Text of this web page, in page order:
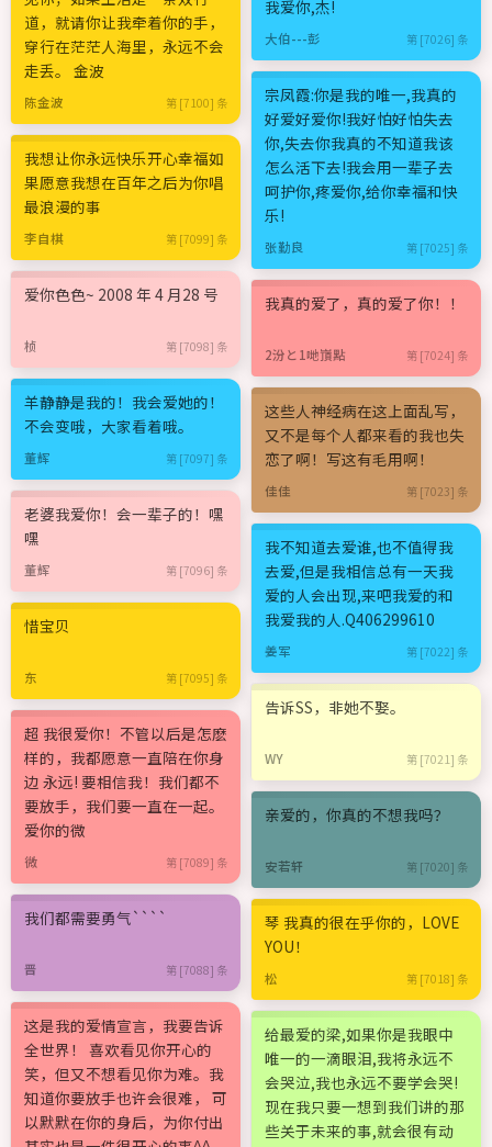
道，就请你让我牵着你的手，
穿行在茫茫人海里，永远不会
走丢。 金波
陈金波 第 [7100] 条
我想让你永远快乐开心幸福如
果愿意我想在百年之后为你唱
最浪漫的事
李自棋 第 [7099] 条
爱你色色~ 2008 年 4 月28 号
桢 第 [7098] 条
羊静静是我的！我会爱她的！
不会变哦，大家看着哦。
董辉 第 [7097] 条
老婆我爱你！会一辈子的！嘿
嘿
董辉 第 [7096] 条
惜宝贝
东 第 [7095] 条
超 我很爱你！不管以后是怎麽
样的，我都愿意一直陪在你身
边 永远! 要相信我！我们都不
要放手，我们要一直在一起。
爱你的微
微 第 [7089] 条
我们都需要勇气````
晋 第 [7088] 条
这是我的爱情宣言，我要告诉
全世界！ 喜欢看见你开心的
笑，但又不想看见你为难。我
知道你要放手也许会很难， 可
以默默在你的身后，为你付出
我爱你,杰!
大伯---彭 第 [7026] 条
宗凤霞:你是我的唯一,我真的
好爱好爱你!我好怕好怕失去
你,失去你我真的不知道我该
怎么活下去!我会用一辈子去
呵护你,疼爱你,给你幸福和快
乐!
张勤良 第 [7025] 条
我真的爱了，真的爱了你！！
2汾と1哋嵿點 第 [7024] 条
这些人神经病在这上面乱写，
又不是每个人都来看的我也失
恋了啊！写这有毛用啊！
佳佳 第 [7023] 条
我不知道去爱谁,也不值得我
去爱,但是我相信总有一天我
爱的人会出现,来吧我爱的和
我爱我的人.Q406299610
姜军 第 [7022] 条
告诉SS，非她不娶。
WY 第 [7021] 条
亲爱的，你真的不想我吗？
安若轩 第 [7020] 条
琴 我真的很在乎你的，LOVE
YOU！
松 第 [7018] 条
给最爱的梁,如果你是我眼中
唯一的一滴眼泪,我将永远不
会哭泣,我也永远不要学会哭!
现在我只要一想到我们讲的那
些关于未来的事,就会很有动